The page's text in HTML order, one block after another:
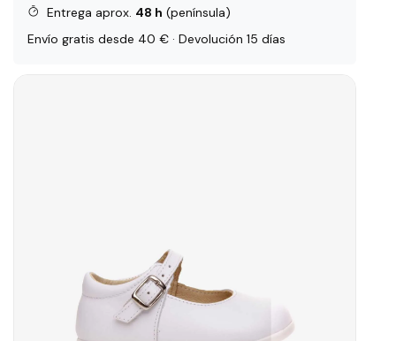
Entrega aprox. 48 h (península)
Envío gratis desde 40 € · Devolución 15 días